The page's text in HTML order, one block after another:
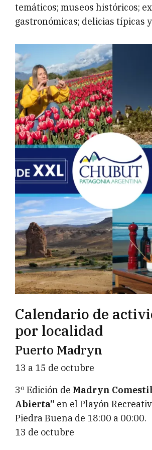
temáticos; museos históricos;
gastronómicas; delicias típicas
Calendario de
por localidad
Puerto Madryn
13 a 15 de octubre
3º Edición de Madryn
Abierta” en el Playón
Piedra Buena de 18:00 a 00:00.
13 de octubre